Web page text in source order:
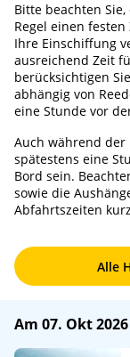
Bitte beachten
Regel einen
Ihre Einschiffung
ausreichend Zeit
berücksichtigen
abhängig von
eine Stunde vor
Auch während der
spätestens eine
Bord sein.
sowie die
Abfahrtszeiten
Alle
Am 07. Okt